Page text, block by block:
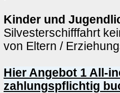
Kinder und
Silvesterschifffahrt
von Eltern /
Hier Angebot 1 All-
zahlungspflichtig